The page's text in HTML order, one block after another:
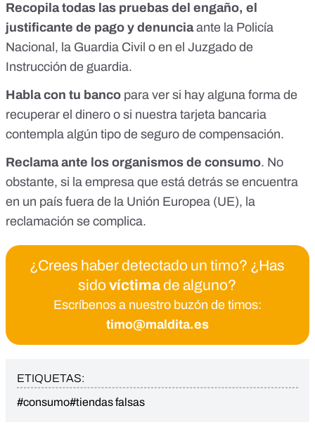
Recopila todas las pruebas del engaño, el
justificante de pago y denunciaante la Policía
Nacional, la Guardia Civil o en el Juzgado de
Instrucción de guardia.
Habla con tu banco para ver si hay alguna forma de
recuperar el dinero o si nuestra tarjeta bancaria
contempla algún tipo de seguro de compensación.
Reclama ante los organismos de consumo. No
obstante, si la empresa que está detrás se encuentra
en un país fuera de la Unión Europea (UE), la
reclamación se complica.
¿Crees haber detectado un timo? ¿Has
sidovíctimade alguno?
Escríbenos a nuestro buzón de timos:
timo@maldita.es
ETIQUETAS:
#consumo#tiendas falsas